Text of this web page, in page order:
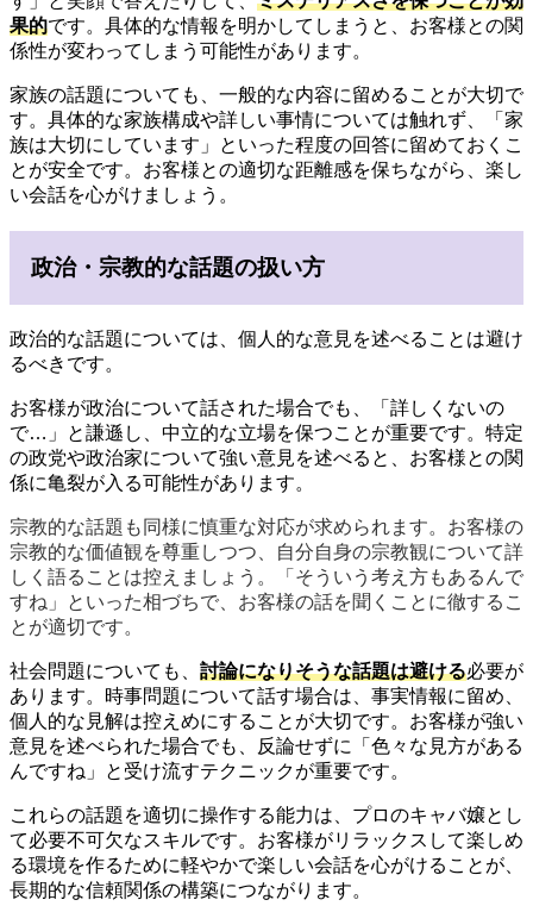
果的です。具体的な情報を明かしてしまうと、お客様との関
係性が変わってしまう可能性があります。
家族の話題についても、一般的な内容に留めることが大切で
す。具体的な家族構成や詳しい事情については触れず、「家
族は大切にしています」といった程度の回答に留めておくこ
とが安全です。お客様との適切な距離感を保ちながら、楽し
い会話を心がけましょう。
政治・宗教的な話題の扱い方
政治的な話題については、個人的な意見を述べることは避け
るべきです。
お客様が政治について話された場合でも、「詳しくないの
で…」と謙遜し、中立的な立場を保つことが重要です。特定
の政党や政治家について強い意見を述べると、お客様との関
係に亀裂が入る可能性があります。
宗教的な話題も同様に慎重な対応が求められます。お客様の
宗教的な価値観を尊重しつつ、自分自身の宗教観について詳
しく語ることは控えましょう。「そういう考え方もあるんで
すね」といった相づちで、お客様の話を聞くことに徹するこ
とが適切です。
社会問題についても、 討論になりそうな話題は避ける必要が
あります。時事問題について話す場合は、事実情報に留め、
個人的な見解は控えめにすることが大切です。お客様が強い
意見を述べられた場合でも、反論せずに「色々な見方がある
んですね」と受け流すテクニックが重要です。
これらの話題を適切に操作する能力は、プロのキャバ嬢とし
て必要不可欠なスキルです。お客様がリラックスして楽しめ
る環境を作るために軽やかで楽しい会話を心がけることが、
長期的な信頼関係の構築につながります。